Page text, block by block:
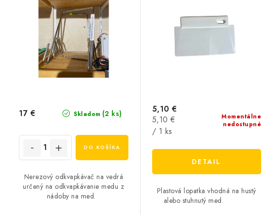
Skladom (2 ks)
17 €
DO KOŠÍKA
Nerezový odkvapkávač na vedrá
určený na odkvapkávanie medu z
nádoby na med.
Momentálne
nedostupné
5,10 €
Jednotková
cena:
5,10 €
/ 1 ks
DETAIL
Plastová lopatka vhodná na hustý
alebo stuhnutý med.